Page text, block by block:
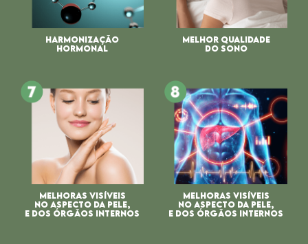
HARMONIZAÇÃO
HORMONAL
MELHOR QUALIDADE
DO SONO
MELHORAS VISÍVEIS
NO ASPECTO DA PELE,
E DOS ÓRGÃOS INTERNOS
MELHORAS VISÍVEIS
NO ASPECTO DA PELE,
E DOS ÓRGÃOS INTERNOS